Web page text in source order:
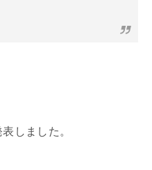
しました。